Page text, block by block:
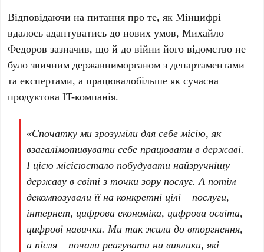
Відповідаючи на питання про те, як Мінцифрі
вдалось адаптуватись до нових умов, Михайло
Федоров зазначив, що й до війни його відомство не
було звичним державниморганом з департаментами
та експертами, а працювалобільше як сучасна
продуктова IT-компанія.
«Спочаткумизрозуміли для себе місію, як
взагалімотивувати себепрацювати вдержаві.
І цією місієюсталопобудувати найзручнішу
державу всвітіз точкизору послуг. Апотім
декомпозували їїнаконкретні цілі–послуги,
інтернет, цифрова економіка, цифрова освіта,
цифрові навички. Ми так жили довторгнення,
апісля– почалиреагувати навиклики,які